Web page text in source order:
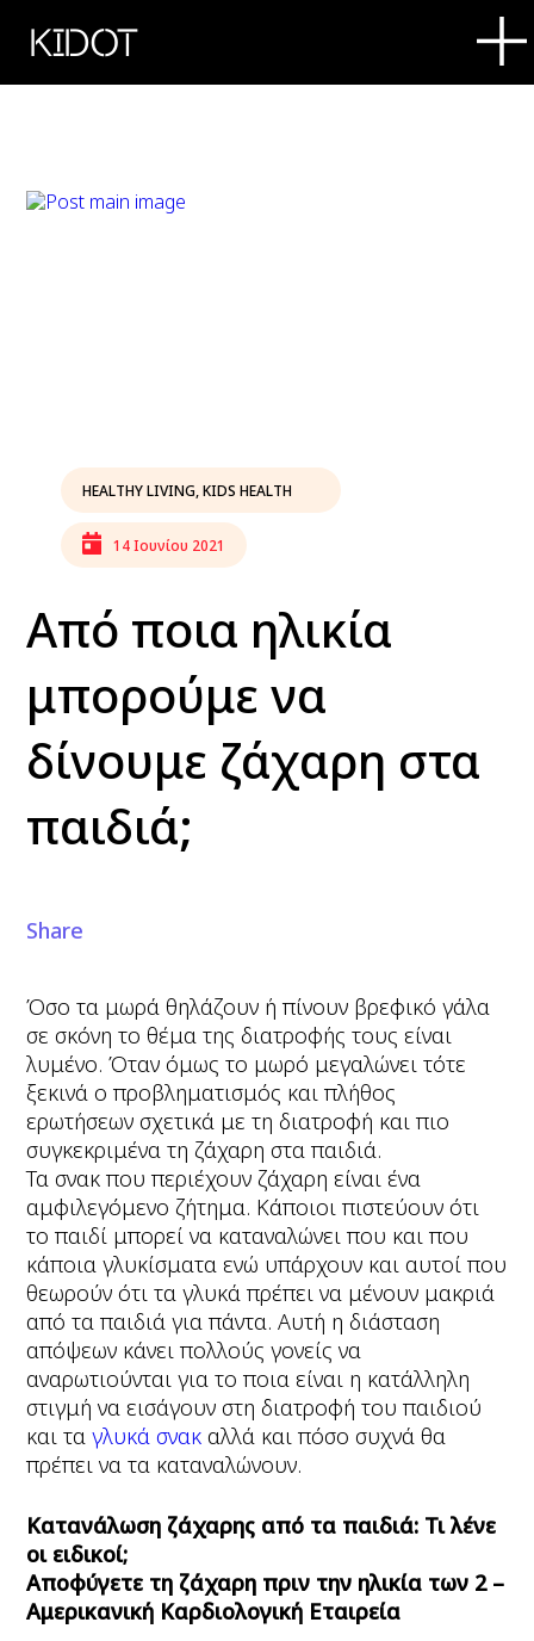
KIDOT
HEALTHY LIVING,KIDS HEALTH
14 Ιουνίου 2021
Από ποια ηλικία
μπορούμε να
δίνουμε ζάχαρη στα
παιδιά;
Share
Όσο τα μωρά θηλάζουν ή πίνουν βρεφικό γάλα
σε σκόνη το θέμα της διατροφής τους είναι
λυμένο. Όταν όμως το μωρό μεγαλώνει τότε
ξεκινά ο προβληματισμός και πλήθος
ερωτήσεων σχετικά με τη διατροφή και πιο
συγκεκριμένα τη ζάχαρη στα παιδιά.
Τα σνακ που περιέχουν ζάχαρη είναι ένα
αμφιλεγόμενο ζήτημα. Κάποιοι πιστεύουν ότι
το παιδί μπορεί να καταναλώνει που και που
κάποια γλυκίσματα ενώ υπάρχουν και αυτοί που
θεωρούν ότι τα γλυκά πρέπει να μένουν μακριά
από τα παιδιά για πάντα. Αυτή η διάσταση
απόψεων κάνει πολλούς γονείς να
αναρωτιούνται για το ποια είναι η κατάλληλη
στιγμή να εισάγουν στη διατροφή του παιδιού
και ταγλυκά σνακ αλλά και πόσο συχνά θα
πρέπει να τα καταναλώνουν.
Κατανάλωση ζάχαρης από τα παιδιά: Τι λένε
οι ειδικοί;
Αποφύγετε τη ζάχαρη πριν την ηλικία των 2 –
Αμερικανική Καρδιολογική Εταιρεία